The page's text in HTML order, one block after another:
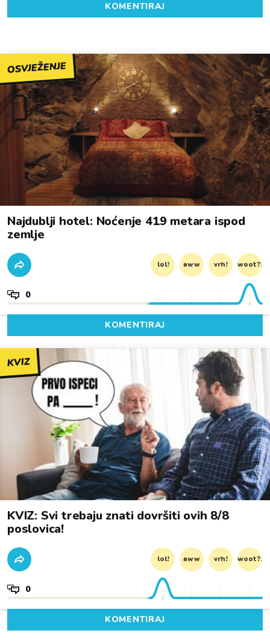
KOMENTIRAJ
OSVJEŽENJE
Najdublji hotel: Noćenje 419 metara ispod
zemlje
lol! aww vrh! woot?!
0
KOMENTIRAJ
KVIZ
KVIZ: Svi trebaju znati dovršiti ovih 8/8
poslovica!
lol! aww vrh! woot?!
0
KOMENTIRAJ